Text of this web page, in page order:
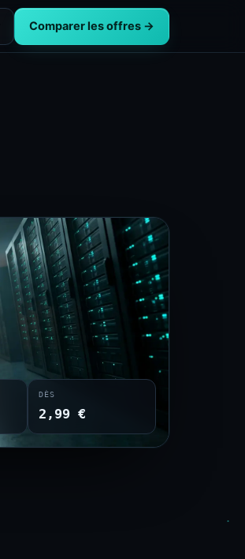
Comparer les offres →
DÈS
2,99 €